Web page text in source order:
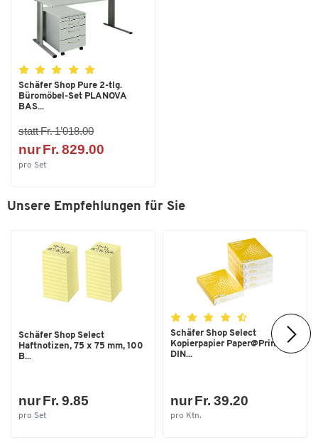
Schäfer Shop Pure 2-tlg.
Büromöbel-Set PLANOVA
BAS...
statt Fr. 1’018.00
nur Fr. 829.00
pro Set
Unsere Empfehlungen für Sie
Schäfer Shop Select
Haftnotizen, 75 x 75 mm, 100
B...
nur Fr. 9.85
pro Set
Schäfer Shop Select
Kopierpapier Paper@Print,
DIN...
nur Fr. 39.20
pro Ktn.